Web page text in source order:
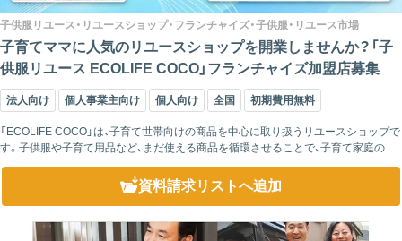
子供服リユース・リユースショップ・フランチャイズ・子供服・リユース市場
子育てママに人気のリユースショップを開業しませんか？「子
供服リユース ECOLIFE COCO」フランチャイズ加盟店募集
法人向け 個人事業主向け 個人向け 全国 初期費用無料
「ECOLIFE COCO」は、子育て世帯向けの商品を中心に取り扱うリユースショップで
す。子供服や子育て用品など、まだ使える商品を循環させることで、子育て家庭の家
計負担を軽減するとともに、環境にも配慮した持続可能なビジネスを実現していま...
資料請求リストへ追加